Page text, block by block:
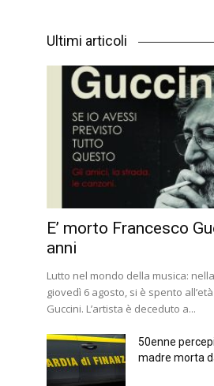
Ultimi articoli
E’ morto Francesco
anni
Lutto nel mondo della musica:
giovedì 6 agosto, si è spento
Guccini. L’artista è deceduto a...
50enne
madre morta